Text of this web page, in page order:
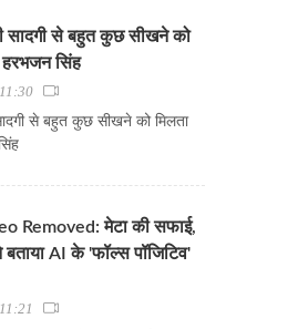
सादगी से बहुत कुछ सीखने को
सिंह
से बहुत कुछ सीखने को मिलता
Removed: मेटा की सफाई,
बताया AI के 'फॉल्स पॉजिटिव'